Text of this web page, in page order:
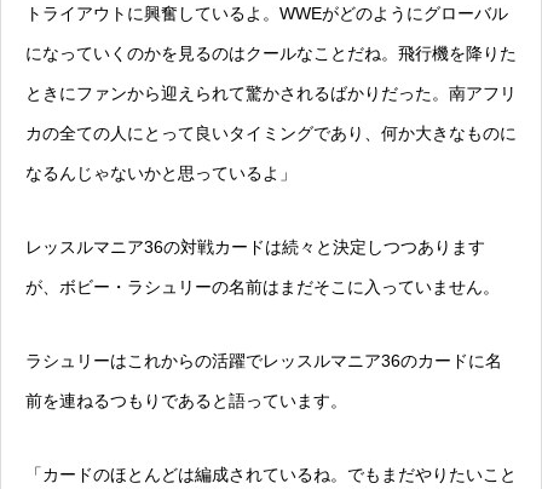
トライアウトに興奮しているよ。WWEがどのようにグローバル
になっていくのかを見るのはクールなことだね。飛行機を降りた
ときにファンから迎えられて驚かされるばかりだった。南アフリ
カの全ての人にとって良いタイミングであり、何か大きなものに
なるんじゃないかと思っているよ」
レッスルマニア36の対戦カードは続々と決定しつつあります
が、ボビー・ラシュリーの名前はまだそこに入っていません。
ラシュリーはこれからの活躍でレッスルマニア36のカードに名
前を連ねるつもりであると語っています。
「カードのほとんどは編成されているね。でもまだやりたいこと